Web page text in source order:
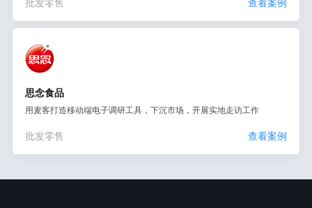
批发零售 查看案例
思念食品
用麦客打造移动端电子调研工具，下沉市场，开展实地走访工作
批发零售 查看案例